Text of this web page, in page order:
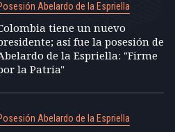
Abelardo de la Espriella
tiene un nuevo
así fue la posesión de
de la Espriella: "Firme
la Patria"
Abelardo de la Espriella